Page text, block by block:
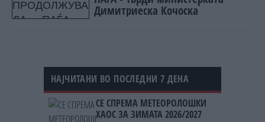
Димитриеска Кочоска
НАЈЧИТАНИ ВО ПОСЛЕДНИ 7 ДЕНА
СЕ СПРЕМА МЕТЕОРОЛОШКИ
ХАОС ЗА ЗИМАТА 2026/2027